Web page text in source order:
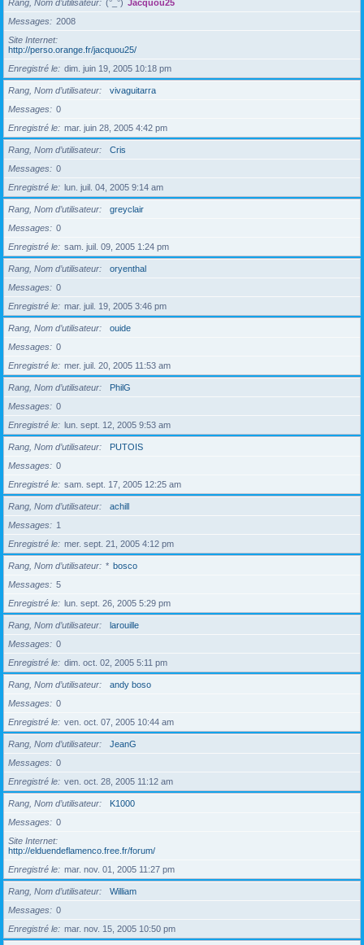
Rang, Nom d’utilisateur (°_°) Jacquou25
Messages
2008
Site Internet
http://perso.orange.fr/jacquou25/
Enregistré le
dim. juin 19, 2005 10:18 pm
Rang, Nom d’utilisateur
vivaguitarra
Messages
0
Enregistré le
mar. juin 28, 2005 4:42 pm
Rang, Nom d’utilisateur
Cris
Messages
0
Enregistré le
lun. juil. 04, 2005 9:14 am
Rang, Nom d’utilisateur
greyclair
Messages
0
Enregistré le
sam. juil. 09, 2005 1:24 pm
Rang, Nom d’utilisateur
oryenthal
Messages
0
Enregistré le
mar. juil. 19, 2005 3:46 pm
Rang, Nom d’utilisateur
ouide
Messages
0
Enregistré le
mer. juil. 20, 2005 11:53 am
Rang, Nom d’utilisateur
PhilG
Messages
0
Enregistré le
lun. sept. 12, 2005 9:53 am
Rang, Nom d’utilisateur
PUTOIS
Messages
0
Enregistré le
sam. sept. 17, 2005 12:25 am
Rang, Nom d’utilisateur
achill
Messages
1
Enregistré le
mer. sept. 21, 2005 4:12 pm
Rang, Nom d’utilisateur * bosco
Messages
5
Enregistré le
lun. sept. 26, 2005 5:29 pm
Rang, Nom d’utilisateur
larouille
Messages
0
Enregistré le
dim. oct. 02, 2005 5:11 pm
Rang, Nom d’utilisateur
andy boso
Messages
0
Enregistré le
ven. oct. 07, 2005 10:44 am
Rang, Nom d’utilisateur
JeanG
Messages
0
Enregistré le
ven. oct. 28, 2005 11:12 am
Rang, Nom d’utilisateur
K1000
Messages
0
Site Internet
http://elduendeflamenco.free.fr/forum/
Enregistré le
mar. nov. 01, 2005 11:27 pm
Rang, Nom d’utilisateur
William
Messages
0
Enregistré le
mar. nov. 15, 2005 10:50 pm